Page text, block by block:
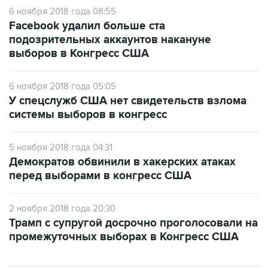
6 ноября 2018 года 08:55
Facebook удалил больше ста
подозрительных аккаунтов накануне
выборов в Конгресс США
6 ноября 2018 года 05:05
У спецслужб США нет свидетельств взлома
системы выборов в конгресс
5 ноября 2018 года 04:31
Демократов обвинили в хакерских атаках
перед выборами в конгресс США
2 ноября 2018 года 20:30
Трамп с супругой досрочно проголосовали на
промежуточных выборах в Конгресс США